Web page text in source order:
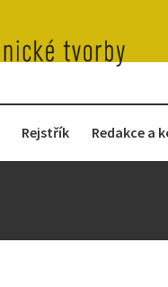
Rejstřík Redakce a